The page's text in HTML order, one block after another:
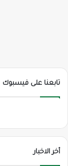
تابعنا على فيسبوك
أخر الاخبار